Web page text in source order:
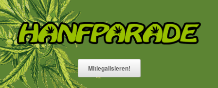
Zum
Inhalt
springen
Mitlegalisieren!